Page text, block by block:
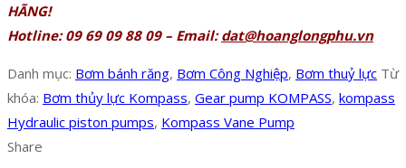
HÃNG!
Hotline: 09 69 09 88 09 – Email:dat@hoanglongphu.vn
Danh mục: Bơm bánh răng, Bơm Công Nghiệp, Bơm thuỷ lực Từ
khóa: Bơm thủy lực Kompass, Gear pump KOMPASS, kompass
Hydraulic piston pumps, Kompass Vane Pump
Share